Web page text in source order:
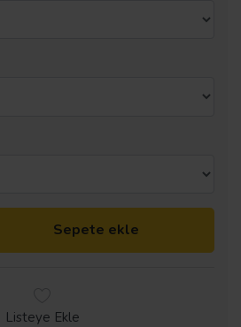
Sepete ekle
Listeye Ekle